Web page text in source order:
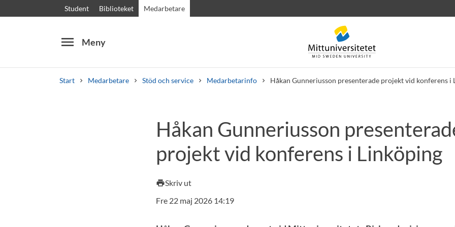
Student Biblioteket Medarbetare
menu Meny
Start Medarbetare Stöd och service Medarbetarinfo Håkan Gunneriusson presenterade projekt vid konferens i
Kursplaner VälkomstbrevPersonal Lediga jobb
Håkan Gunneriusson
projekt vid konferens i Linköping
printSkriv ut
Fre 22 maj 2026 14:19